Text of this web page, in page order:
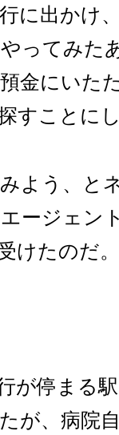
に出かけ
ってみた
金にいた
すことに
よう、と
ージェン
けたのだ。
が停まる
が、病院